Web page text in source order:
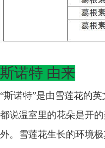
斯诺特 由来
“斯诺特”是由雪莲花的英
都说温室里的花朵是开
外。雪莲花生长的环境